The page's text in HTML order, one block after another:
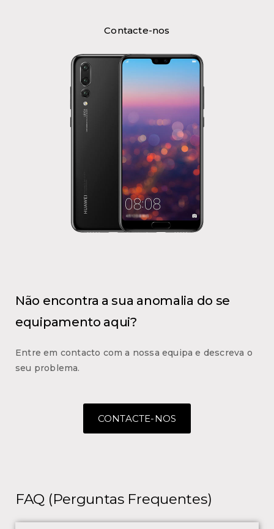
Contacte-nos
Não encontra a sua anomalia do se
equipamento aqui?
Entre em contacto com a nossa equipa e descreva o
seu problema.
CONTACTE-NOS
FAQ (Perguntas Frequentes)